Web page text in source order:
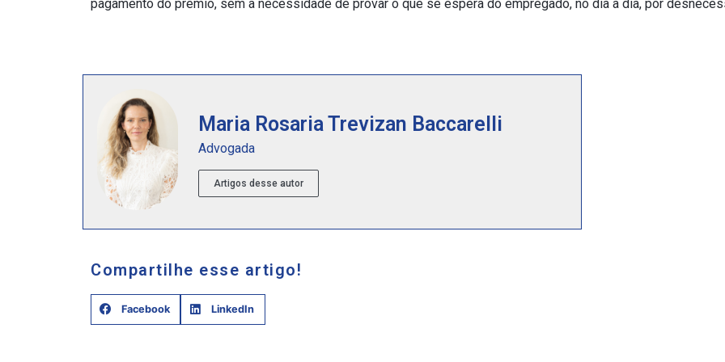
pagamento do prêmio, sem a necessidade de provar o que se espera do empregado, no dia a dia, por
Maria Rosaria Trevizan Baccarelli
Advogada
Artigos desse autor
Compartilhe esse artigo!
Facebook LinkedIn